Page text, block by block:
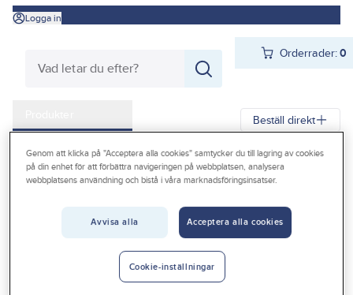
Logga in
Orderrader:0
Outlet
Beställ direkt
Gelia Produkter Förbrukningsvaror
Kemteknik
Fog- och tätmassor - spackel
Fog- och tätmassor
SUNCHEM
Falstätning M82
FALSTÄTNINGSMEDEL
Genom att klicka på "Acceptera alla cookies" samtycker du till lagring av cookies
på din enhet för att förbättra navigeringen på webbplatsen, analysera
webbplatsens användning och bistå i våra marknadsföringsinsatser.
Avvisa alla Acceptera alla cookies
Cookie-inställningar